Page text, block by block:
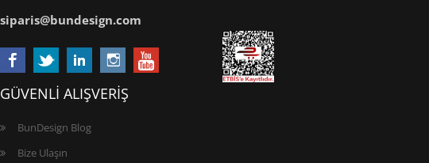
siparis@bundesign.com
GÜVENLİ ALIŞVERİŞ
BunDesign Blog
Bize Ulaşın